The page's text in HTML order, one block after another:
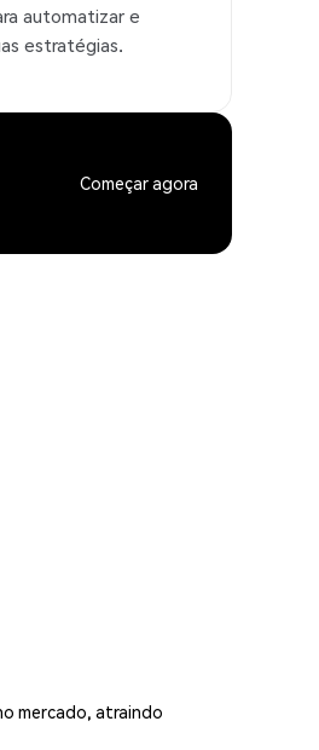
automatizar e
estratégias.
Começar agora
mercado, atraindo